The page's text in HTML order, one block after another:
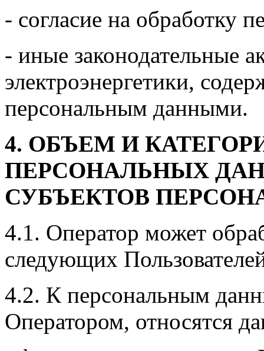
- согласие на обработку
- иные законодательные
электроэнергетики,
персональным данными.
4. ОБЪЕМ И
ПЕРСОНАЛЬНЫХ
СУБЪЕКТОВ
4.1. Оператор может
следующих
4.2. К персональным
Оператором, относятся